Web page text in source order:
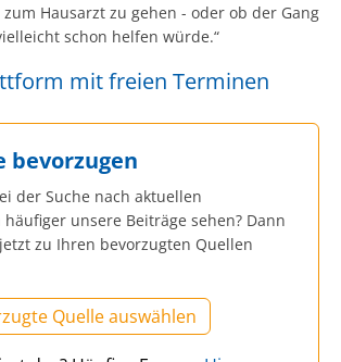
Hausarzt zu gehen - oder ob der Gang
schon helfen würde.“
mit freien Terminen
bevorzugen
der Suche nach aktuellen
unsere Beiträge sehen? Dann
zu Ihren bevorzugten Quellen
Quelle auswählen